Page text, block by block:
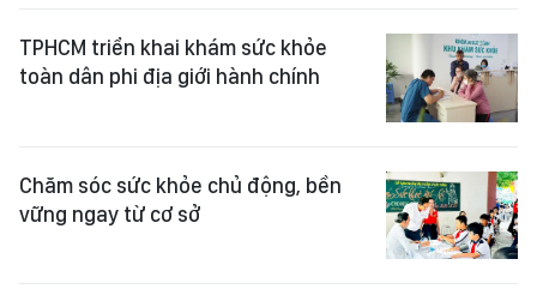
TPHCM triển khai khám sức khỏe
toàn dân phi địa giới hành chính
Chăm sóc sức khỏe chủ động, bền
vững ngay từ cơ sở